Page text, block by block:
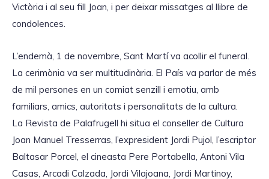
Victòria i al seu fill Joan, i per deixar missatges al llibre de
condolences.
L’endemà, 1 de novembre, Sant Martí va acollir el funeral.
La cerimònia va ser multitudinària. El País va parlar de més
de mil persones en un comiat senzill i emotiu, amb
familiars, amics, autoritats i personalitats de la cultura.
La Revista de Palafrugell hi situa el conseller de Cultura
Joan Manuel Tresserras, l’expresident Jordi Pujol, l’escriptor
Baltasar Porcel, el cineasta Pere Portabella, Antoni Vila
Casas, Arcadi Calzada, Jordi Vilajoana, Jordi Martinoy,